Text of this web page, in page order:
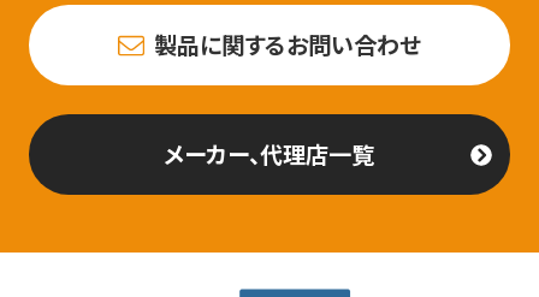
製品に関するお問い合わせ
メーカー、代理店一覧